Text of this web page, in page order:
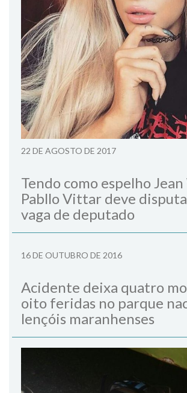
22 DE AGOSTO DE 2017
Tendo como espelho
Pabllo Vittar deve
vaga de deputado
16 DE OUTUBRO DE 2016
Acidente deixa quatro
oito feridas no parque
lençóis maranhenses